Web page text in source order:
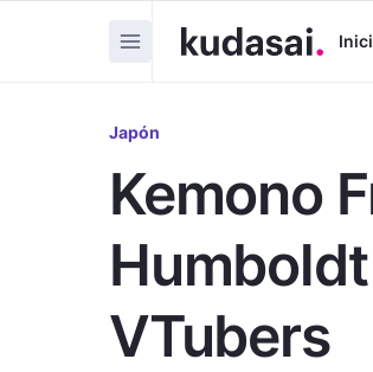
Japón
Kemono
VTubers